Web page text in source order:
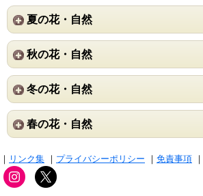
夏の花・自然
秋の花・自然
冬の花・自然
春の花・自然
｜ リンク集 ｜ プライバシーポリシー ｜ 免責事項 ｜